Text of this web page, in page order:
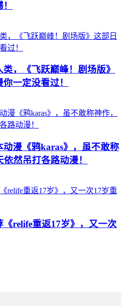
，《飞跃巅峰！剧场版》
一定没看过！
动漫《鸦karas》，虽不敢称
然吊打各路动漫！
relife重返17岁》，又一次